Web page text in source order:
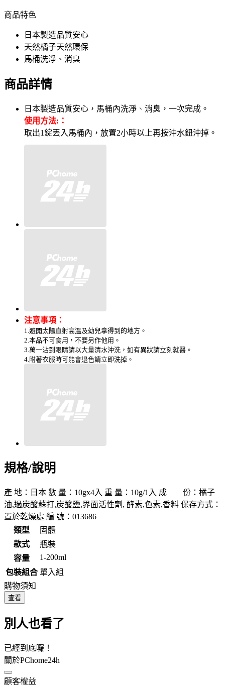
商品特色
日本製造品質安心
天然橘子天然環保
馬桶洗淨、消臭
商品詳情
日本製造品質安心，馬桶內洗淨 、 消臭，一次完成。
使用方法:：
取出1錠丟入馬桶內，放置2小時以上再按沖水鈕沖掉。
注意事項：
1.避開太陽直射高溫及幼兒拿得到的地方。
2.本品不可食用，不要另作他用。
3.萬一沾到眼睛請以大量清水沖洗，如有異狀請立刻就醫。
4.附著衣服時可能會退色請立即洗掉。
規格/說明
產 地：日本 數 量：10gx4入 重 量：10g/1入 成 份：橘子
油,過炭酸蘇打,炭酸鹽,界面活性劑, 酵素,色素,香料 保存方式：
置於乾燥處 編 號：013686
類型
固體
款式
瓶裝
容量
1-200ml
包裝組合 單入組
購物須知
查看
別人也看了
已經到底囉！
關於PChome24h
顧客權益